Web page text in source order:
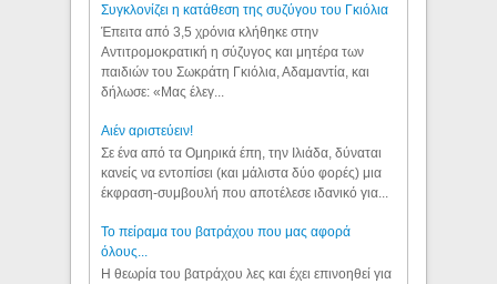
Συγκλονίζει η κατάθεση της συζύγου του Γκιόλια
Έπειτα από 3,5 χρόνια κλήθηκε στην
Αντιτρομοκρατική η σύζυγος και μητέρα των
παιδιών του Σωκράτη Γκιόλια, Αδαμαντία, και
δήλωσε: «Μας έλεγ...
Aιέν αριστεύειν!
Σε ένα από τα Ομηρικά έπη, την Ιλιάδα, δύναται
κανείς να εντοπίσει (και μάλιστα δύο φορές) μια
έκφραση-συμβουλή που αποτέλεσε ιδανικό για...
Το πείραμα του βατράχου που μας αφορά
όλους...
Η θεωρία του βατράχου λες και έχει επινοηθεί για